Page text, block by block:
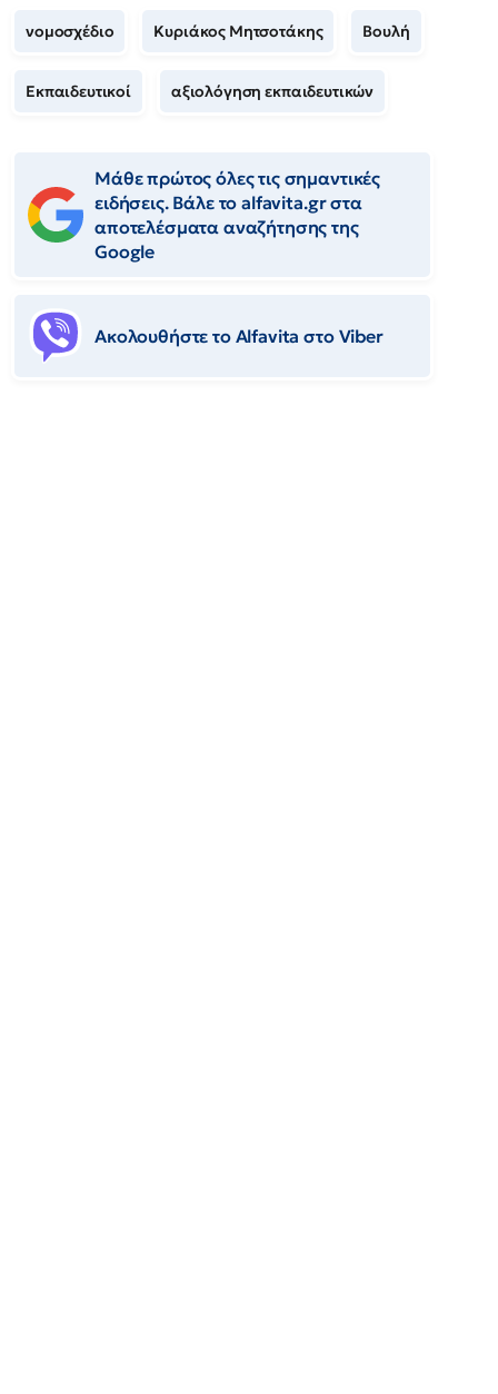
νομοσχέδιο Κυριάκος Μητσοτάκης Βουλή
Εκπαιδευτικοί αξιολόγηση εκπαιδευτικών
Μάθε πρώτος όλες τις σημαντικές
ειδήσεις. Βάλε το alfavita.gr στα
αποτελέσματα αναζήτησης της
Google
Ακολουθήστε το Αlfavita στο Viber